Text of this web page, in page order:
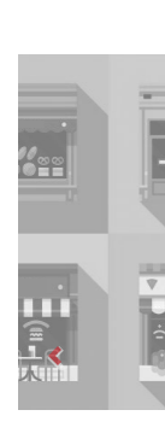
Barn
Urnieta -